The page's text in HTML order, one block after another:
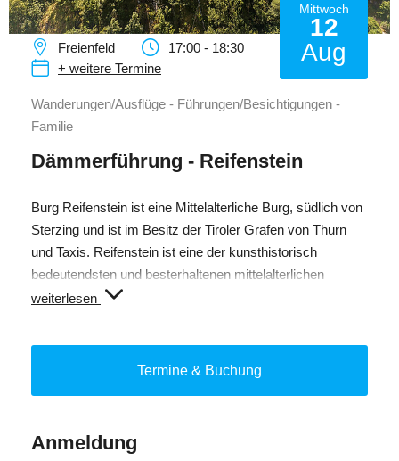
Mittwoch
12
Aug
Freienfeld
17:00 - 18:30
+ weitere Termine
Wanderungen/Ausflüge - Führungen/Besichtigungen -
Familie
Dämmerführung - Reifenstein
Burg Reifenstein ist eine Mittelalterliche Burg, südlich von
Sterzing und ist im Besitz der Tiroler Grafen von Thurn
und Taxis. Reifenstein ist eine der kunsthistorisch
bedeutendsten und besterhaltenen mittelalterlichen
Burgen Südtirols. Innerhalb der Anlage sind die Wohn- und
Kriegsknechte, getäfelte Stuben, der berühmte Grüne
Teilnehmer: mind. 7 Personen für geführten Rundgang.
weiterlesen
Termine & Buchung
Anmeldung